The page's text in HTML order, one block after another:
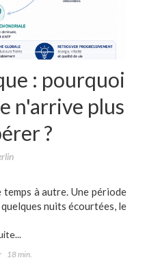
: pourquoi
n'arrive plus
?
à autre. Une période
nuits écourtées, le
18 min.